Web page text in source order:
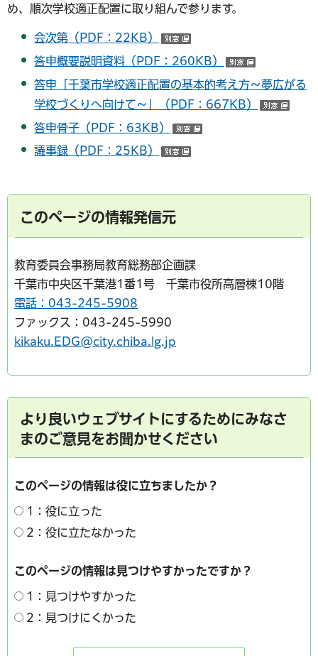
め、順次学校適正配置に取り組んで参ります。
会次第（PDF：22KB）
答申概要説明資料（PDF：260KB）
答申「千葉市学校適正配置の基本的考え方～夢広がる
学校づくりへ向けて～」（PDF：667KB）
答申骨子（PDF：63KB）
議事録（PDF：25KB）
このページの情報発信元
教育委員会事務局教育総務部企画課
千葉市中央区千葉港1番1号 千葉市役所高層棟10階
電話：043-245-5908
ファックス：043-245-5990
kikaku.EDG@city.chiba.lg.jp
より良いウェブサイトにするためにみなさ
まのご意見をお聞かせください
このページの情報は役に立ちましたか？
1：役に立った
2：役に立たなかった
このページの情報は見つけやすかったですか？
1：見つけやすかった
2：見つけにくかった